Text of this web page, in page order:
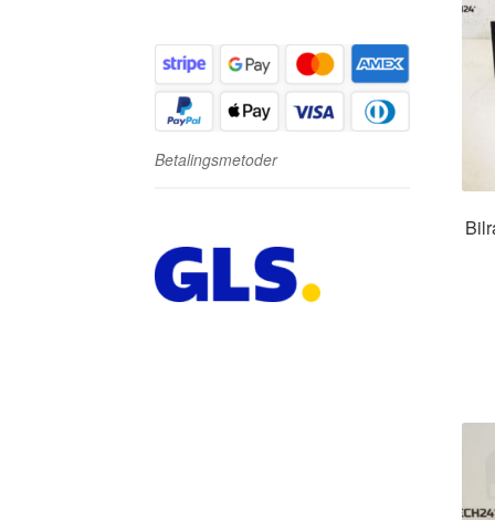
Betalingsmetoder